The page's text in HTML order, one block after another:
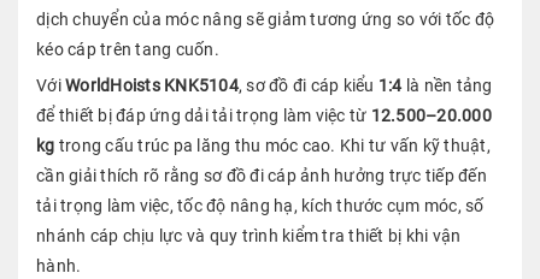
dịch chuyển của móc nâng sẽ giảm tương ứng so với tốc độ
kéo cáp trên tang cuốn.
VớiWorldHoists KNK5104, sơ đồ đi cáp kiểu 1:4 là nền tảng
để thiết bị đáp ứng dải tải trọng làm việc từ 12.500–20.000
kg trong cấu trúc pa lăng thu móc cao. Khi tư vấn kỹ thuật,
cần giải thích rõ rằng sơ đồ đi cáp ảnh hưởng trực tiếp đến
tải trọng làm việc, tốc độ nâng hạ, kích thước cụm móc, số
nhánh cáp chịu lực và quy trình kiểm tra thiết bị khi vận
hành.